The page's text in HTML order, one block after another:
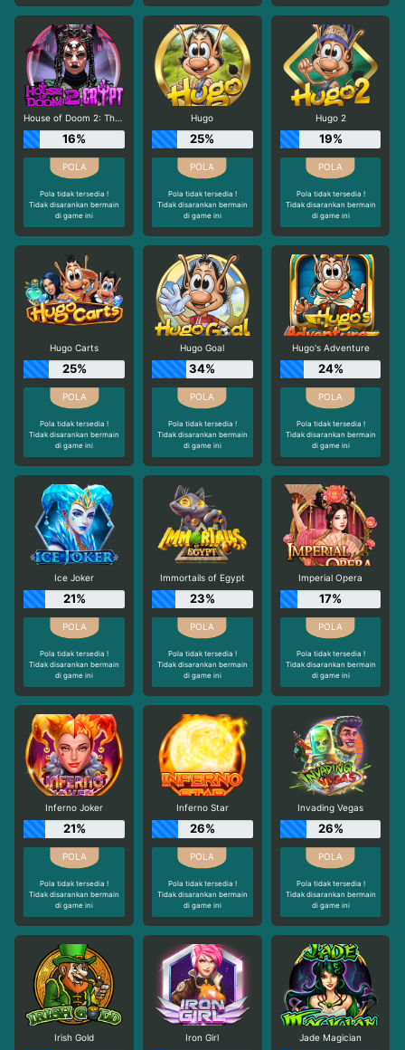
House of Doom 2: The Crypt
16%
Pola tidak tersedia !
Tidak disarankan bermain
di game ini
Hugo
25%
Pola tidak tersedia !
Tidak disarankan bermain
di game ini
Hugo 2
19%
Pola tidak tersedia !
Tidak disarankan bermain
di game ini
Hugo Carts
25%
Pola tidak tersedia !
Tidak disarankan bermain
di game ini
Hugo Goal
34%
Pola tidak tersedia !
Tidak disarankan bermain
di game ini
Hugo's Adventure
24%
Pola tidak tersedia !
Tidak disarankan bermain
di game ini
Ice Joker
21%
Pola tidak tersedia !
Tidak disarankan bermain
di game ini
Immortails of Egypt
23%
Pola tidak tersedia !
Tidak disarankan bermain
di game ini
Imperial Opera
17%
Pola tidak tersedia !
Tidak disarankan bermain
di game ini
Inferno Joker
21%
Pola tidak tersedia !
Tidak disarankan bermain
di game ini
Inferno Star
26%
Pola tidak tersedia !
Tidak disarankan bermain
di game ini
Invading Vegas
26%
Pola tidak tersedia !
Tidak disarankan bermain
di game ini
Irish Gold Iron Girl Jade Magician